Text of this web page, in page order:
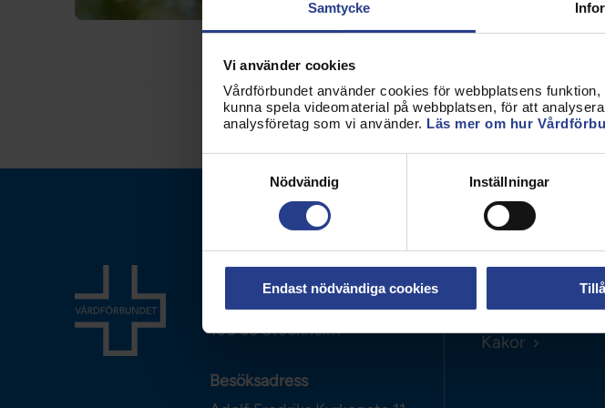
Samtycke
Vi använder cookies
Vårdförbundet använder cookies för webbplatsens
kunna spela videomaterial på webbplatsen, för att
analysföretag som vi använder. Läs mer om hur
Nödvändig
Inställningar
Endast nödvändiga cookies
Student
kanske ta ett pass i gymmet? Eller kanske
morgondopp? Dessutom till ett jättebra pris –
Box 3260
103 65Stockholm
Besöksadress
Personuppgifter
Kakor